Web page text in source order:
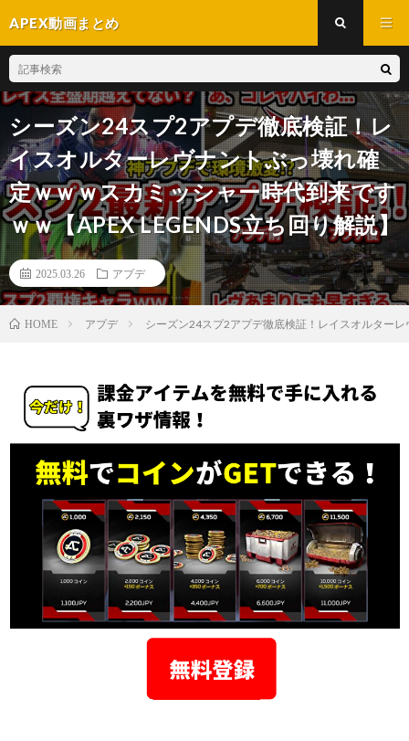
APEX動画まとめ
シーズン24スプ2アプデ徹底検証！レ
イスオルターレヴナントぶっ壊れ確
定ｗｗｗスカミッシャー時代到来です
ｗｗ【APEX LEGENDS立ち回り解説】
2025.03.26 アプデ
HOME アプデ シーズン24スプ2アプデ徹底検証！レイスオルター